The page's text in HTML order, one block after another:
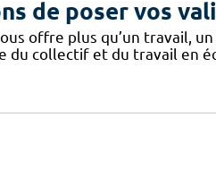
de poser vos
offre plus qu’un travail,
du collectif et du travail en